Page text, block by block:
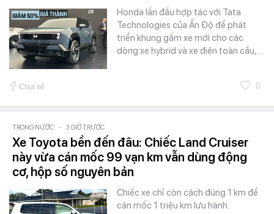
Honda lần đầu hợp tác với Tata
Technologies của Ấn Độ để phát
triển khung gầm xe mới cho các
dòng xe hybrid và xe điện toàn cầu,…
Chia sẻ 0
TRONG NƯỚC - 3 GIỜ TRƯỚC
Xe Toyota bền đến đâu: Chiếc Land Cruiser
này vừa cán mốc 99 vạn km vẫn dùng động
cơ, hộp số nguyên bản
Chiếc xe chỉ còn cách đúng 1 km để
cán mốc 1 triệu km lưu hành.